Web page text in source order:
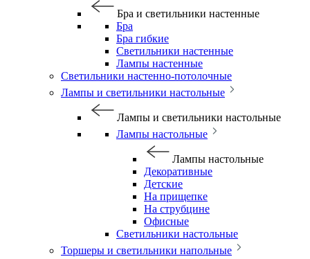
Бра и светильники настенные
Бра
Бра гибкие
Светильники настенные
Лампы настенные
Светильники настенно-потолочные
Лампы и светильники настольные
Лампы и светильники настольные
Лампы настольные
Лампы настольные
Декоративные
Детские
На прищепке
На струбцине
Офисные
Светильники настольные
Торшеры и светильники напольные